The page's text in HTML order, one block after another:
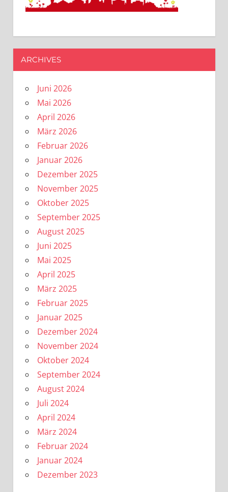
ARCHIVES
Juni 2026
Mai 2026
April 2026
März 2026
Februar 2026
Januar 2026
Dezember 2025
November 2025
Oktober 2025
September 2025
August 2025
Juni 2025
Mai 2025
April 2025
März 2025
Februar 2025
Januar 2025
Dezember 2024
November 2024
Oktober 2024
September 2024
August 2024
Juli 2024
April 2024
März 2024
Februar 2024
Januar 2024
Dezember 2023